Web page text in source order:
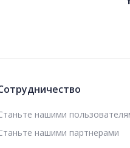
нашими
нашими партнерами